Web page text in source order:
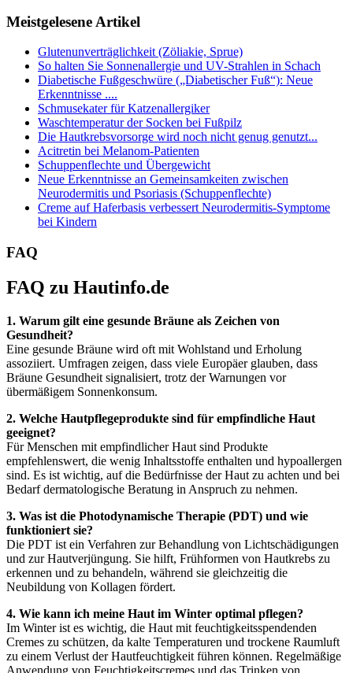
Meistgelesene Artikel
Glutenunverträglichkeit (Zöliakie, Sprue)
So halten Sie Sonnenallergie und UV-Strahlen in Schach
Diabetische Fußgeschwüre („Diabetischer Fuß“): Neue
Erkenntnisse ....
Schmusekater für Katzenallergiker
Waschtemperatur der Socken bei Fußpilz
Die Hautkrebsvorsorge wird noch nicht genug genutzt...
Acitretin bei Melanom-Patienten
Schuppenflechte und Übergewicht
Neue Erkenntnisse an Gemeinsamkeiten zwischen
Neurodermitis und Psoriasis (Schuppenflechte)
Creme auf Haferbasis verbessert Neurodermitis-Symptome
bei Kindern
FAQ
FAQ zu Hautinfo.de
1. Warum gilt eine gesunde Bräune als Zeichen von
Gesundheit?
Eine gesunde Bräune wird oft mit Wohlstand und Erholung
assoziiert. Umfragen zeigen, dass viele Europäer glauben, dass
Bräune Gesundheit signalisiert, trotz der Warnungen vor
übermäßigem Sonnenkonsum.
2. Welche Hautpflegeprodukte sind für empfindliche Haut
geeignet?
Für Menschen mit empfindlicher Haut sind Produkte
empfehlenswert, die wenig Inhaltsstoffe enthalten und hypoallergen
sind. Es ist wichtig, auf die Bedürfnisse der Haut zu achten und bei
Bedarf dermatologische Beratung in Anspruch zu nehmen.
3. Was ist die Photodynamische Therapie (PDT) und wie
funktioniert sie?
Die PDT ist ein Verfahren zur Behandlung von Lichtschädigungen
und zur Hautverjüngung. Sie hilft, Frühformen von Hautkrebs zu
erkennen und zu behandeln, während sie gleichzeitig die
Neubildung von Kollagen fördert.
4. Wie kann ich meine Haut im Winter optimal pflegen?
Im Winter ist es wichtig, die Haut mit feuchtigkeitsspendenden
Cremes zu schützen, da kalte Temperaturen und trockene Raumluft
zu einem Verlust der Hautfeuchtigkeit führen können. Regelmäßige
Anwendung von Feuchtigkeitscremes und das Trinken von